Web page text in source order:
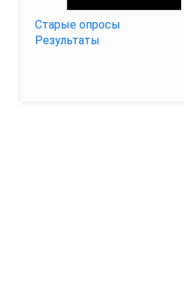
Старые опросы
Результаты